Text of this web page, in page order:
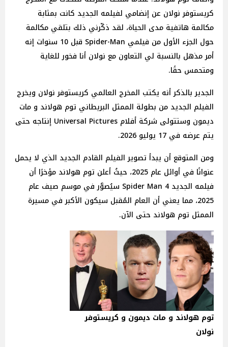
كريستوفر نولان عن إنضامي لفيلمه الجديد كانت بمثابة
مكالمة هاتفية مدى الحياة، لقد ذكّرني ذلك بتلقي مكالمة
حول الجزء الأول من فيلمي Spider-Man قبل 10 سنوات إنه
أمر مذهل بالنسبة لي التعاون مع نولان أنا فخور للغاية
ومتحمس حقًا.
الجدير بالذكر أنه يكتب المخرج العالمي كريستوفر نولان ويخرج
الفيلم الجديد من بطولة الممثل البريطاني توم هولاند و مات
ديمون وستتولى شركة أفلام Universal Pictures إنتاجه حتى
يتم عرضه في 17 يوليو 2026.
ومن المتوقع أن يبدأ تصوير الفيلم القادم الجديد الذي لا يحمل
عنوانًا في أوائل عام 2025، حيثُ أعلن توم هولاند مؤخرًا أن
فيلمه الجديد Spider Man 4 سيُصوَّر في موسم صيف عام
2025، مما يعني أن العام المُقبل سيكون الأكبر في مسيرة
الممثل توم هولاند حتى الآن.
توم هولاند و مات ديمون و كريستوفر
نولان